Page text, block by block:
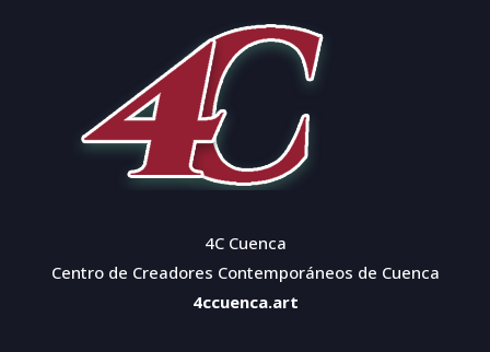
4C Cuenca
Centro de Creadores Contemporáneos de Cuenca
4ccuenca.art